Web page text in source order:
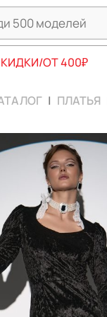
ОТ 400₽
ПЛАТЬЯ